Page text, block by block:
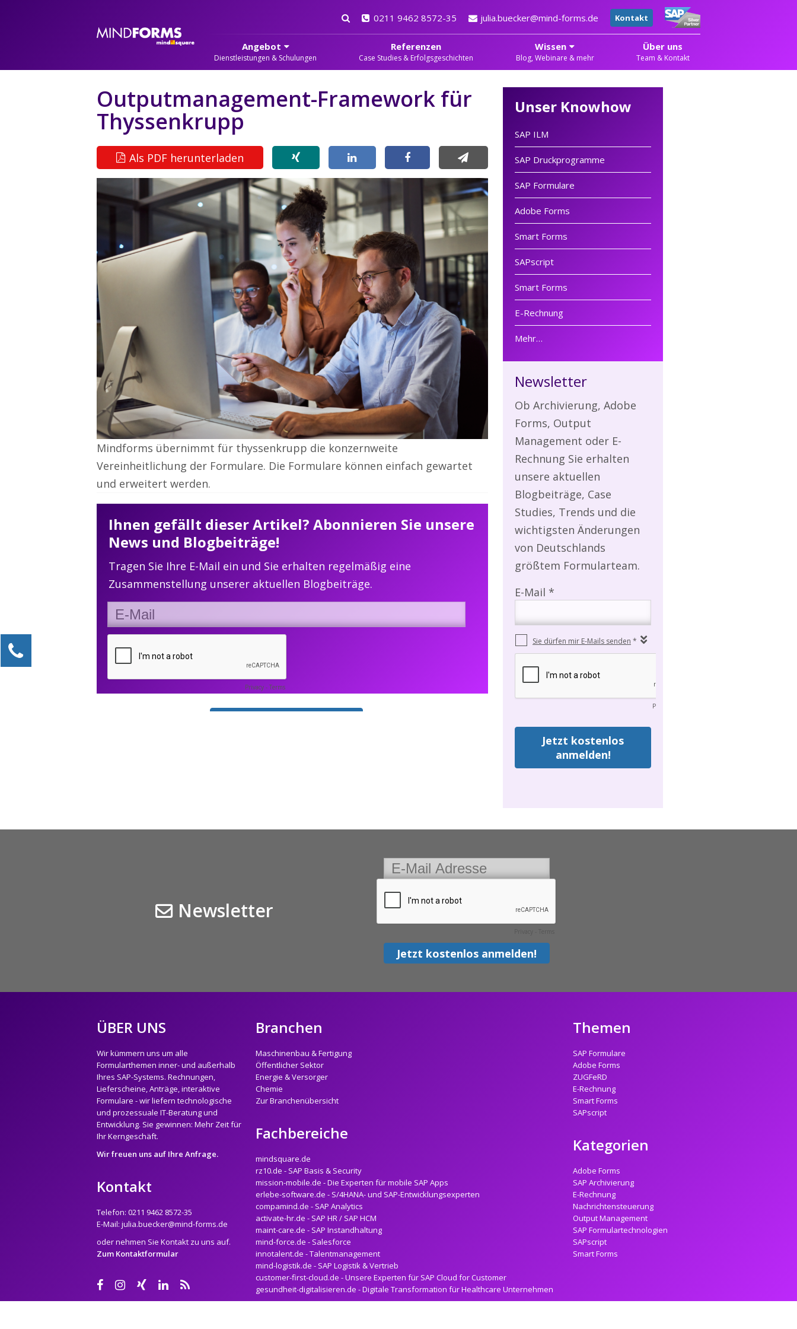
0211 9462 8572-35 julia.buecker@mind-forms.de Kontakt
Angebot
Dienstleistungen & Schulungen
Referenzen
Case Studies & Erfolgsgeschichten
Wissen
Blog, Webinare & mehr
Über uns
Team & Kontakt
Outputmanagement-Framework für
Thyssenkrupp
Als PDF herunterladen
Mindforms übernimmt für thyssenkrupp die konzernweite
Vereinheitlichung der Formulare. Die Formulare können einfach gewartet
und erweitert werden.
Ihnen gefällt dieser Artikel? Abonnieren Sie unsere
News und Blogbeiträge!
Tragen Sie Ihre E-Mail ein und Sie erhalten regelmäßig eine
Zusammenstellung unserer aktuellen Blogbeiträge.
Unser Knowhow
SAP ILM
SAP Druckprogramme
SAP Formulare
Adobe Forms
Smart Forms
SAPscript
Smart Forms
E-Rechnung
Mehr…
Newsletter
Ob Archivierung, Adobe
Forms, Output
Management oder E-
Rechnung Sie erhalten
unsere aktuellen
Blogbeiträge, Case
Studies, Trends und die
wichtigsten Änderungen
von Deutschlands
größtem Formularteam.
Newsletter
ÜBER UNS
Wir kümmern uns um alle
Formularthemen inner- und außerhalb
Ihres SAP-Systems. Rechnungen,
Lieferscheine, Anträge, interaktive
Formulare - wir liefern technologische
und prozessuale IT-Beratung und
Entwicklung. Sie gewinnen: Mehr Zeit für
Ihr Kerngeschäft.
Wir freuen uns auf Ihre Anfrage.
Kontakt
Telefon: 0211 9462 8572-35
E-Mail: julia.buecker@mind-forms.de
oder nehmen Sie Kontakt zu uns auf.
Zum Kontaktformular
Branchen
Maschinenbau & Fertigung
Öffentlicher Sektor
Energie & Versorger
Chemie
Zur Branchenübersicht
Fachbereiche
mindsquare.de
rz10.de - SAP Basis & Security
mission-mobile.de - Die Experten für mobile SAP Apps
erlebe-software.de - S/4HANA- und SAP-Entwicklungsexperten
compamind.de - SAP Analytics
activate-hr.de - SAP HR / SAP HCM
maint-care.de - SAP Instandhaltung
mind-force.de - Salesforce
innotalent.de - Talentmanagement
mind-logistik.de - SAP Logistik & Vertrieb
customer-first-cloud.de - Unsere Experten für SAP Cloud for Customer
gesundheit-digitalisieren.de - Digitale Transformation für Healthcare Unternehmen
Themen
SAP Formulare
Adobe Forms
ZUGFeRD
E-Rechnung
Smart Forms
SAPscript
Kategorien
Adobe Forms
SAP Archivierung
E-Rechnung
Nachrichtensteuerung
Output Management
SAP Formulartechnologien
SAPscript
Smart Forms
Kontaktieren Sie uns!
Julia Bücker
Kundenservice